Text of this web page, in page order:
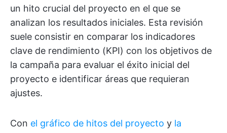
un hito crucial del proyecto en el que se
analizan los resultados iniciales. Esta revisión
suele consistir en comparar los indicadores
clave de rendimiento (KPI) con los objetivos de
la campaña para evaluar el éxito inicial del
proyecto e identificar áreas que requieran
ajustes.
Con el gráfico de hitos del proyecto y la